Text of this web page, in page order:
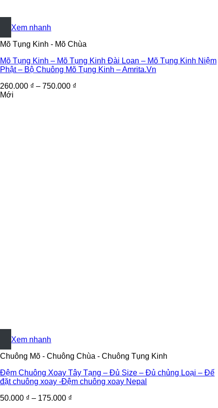
+
Xem nhanh
Mõ Tụng Kinh - Mõ Chùa
Mõ Tụng Kinh – Mõ Tụng Kinh Đài Loan – Mõ Tụng Kinh Niệm
Phật – Bộ Chuông Mõ Tụng Kinh – Amrita.Vn
260.000 ₫ – 750.000 ₫
Mới
+
Xem nhanh
Chuông Mõ - Chuông Chùa - Chuông Tụng Kinh
Đệm Chuông Xoay Tây Tạng – Đủ Size – Đủ chủng Loại – Đế
đặt chuông xoay -Đệm chuông xoay Nepal
50.000 ₫ – 175.000 ₫